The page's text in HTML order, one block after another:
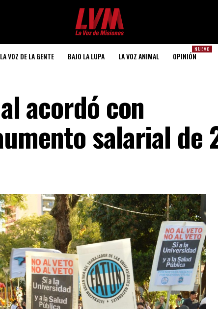
LA VOZ DE LA GENTE BAJO LA LUPA LA VOZ ANIMAL
NUEVO
OPINIÓN
acordó con
salarial de